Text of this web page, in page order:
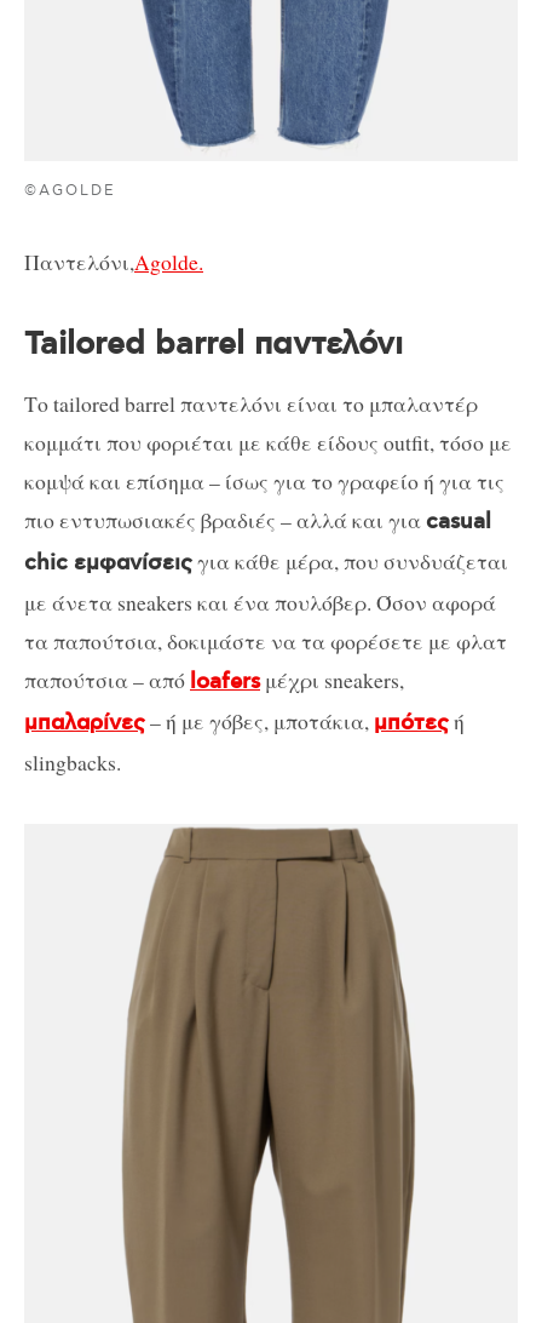
©AGOLDE
Παντελόνι,Agolde.
Tailored barrel παντελόνι
Το tailored barrel παντελόνι είναι το μπαλαντέρ
κομμάτι που φοριέται με κάθε είδους outfit, τόσο με
κομψά και επίσημα – ίσως για το γραφείο ή για τις
πιο εντυπωσιακές βραδιές – αλλά και γιαcasual
chic εμφανίσειςγια κάθε μέρα, που συνδυάζεται
με άνετα sneakers και ένα πουλόβερ. Όσον αφορά
τα παπούτσια, δοκιμάστε να τα φορέσετε με φλατ
παπούτσια – από loafersμέχρι sneakers,
μπαλαρίνες– ή με γόβες, μποτάκια, μπότεςή
slingbacks.